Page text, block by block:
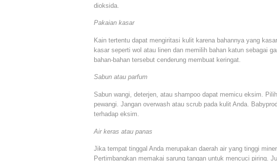
dioksida.
Pakaian kasar
Kain tertentu dapat mengiritasi kulit karena bahannya yang
kasar seperti wol atau linen dan memilih bahan katun sebagai
bahan-bahan tersebut cenderung membuat keringat.
Sabun atau parfum
Sabun wangi, deterjen, atau shampoo dapat memicu eksim.
pewangi. Jangan overwash atau scrub pada kulit Anda.
terhadap eksim.
Air keras atau panas
Jika tempat tinggal Anda merupakan daerah air yang tinggi
Pertimbangkan memakai sarung tangan untuk mencuci piring.